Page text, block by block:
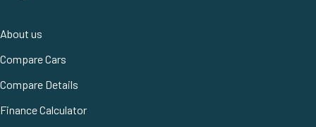
About us
Compare Cars
Compare Details
Finance Calculator